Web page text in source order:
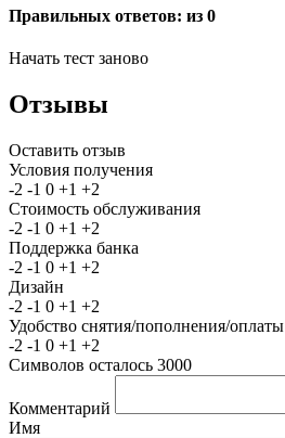
Правильных ответов: из 0
Начать тест заново
Отзывы
Оставить отзыв
Условия получения
-2 -1 0 +1 +2
Стоимость обслуживания
-2 -1 0 +1 +2
Поддержка банка
-2 -1 0 +1 +2
Дизайн
-2 -1 0 +1 +2
Удобство снятия/пополнения/оплаты
-2 -1 0 +1 +2
Символов осталось 3000
Комментарий
Имя